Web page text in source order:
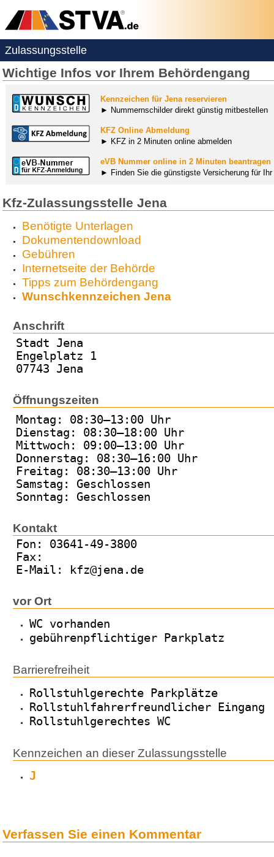
Zulassungsstelle
Wichtige Infos vor Ihrem Behördengang
Kennzeichen für Jena reservieren
► Nummernschilder direkt günstig mitbestellen
KFZ Online Abmeldung
► KFZ in 2 Minuten online abmelden
eVB Nummer online in 2 Minuten beantragen
► Finden Sie die günstigste Versicherung für
Kfz-Zulassungsstelle Jena
Benötigte Unterlagen
Dokumentendownload
Gebühren
Internetseite der Behörde
Tipps zum Behördengang
Wunschkennzeichen Jena
Anschrift
Stadt Jena
Engelplatz 1
07743 Jena
Öffnungszeiten
Montag: 08:30–13:00 Uhr
Dienstag: 08:30–18:00 Uhr
Mittwoch: 09:00–13:00 Uhr
Donnerstag: 08:30–16:00 Uhr
Freitag: 08:30–13:00 Uhr
Samstag: Geschlossen
Sonntag: Geschlossen
Kontakt
Fon: 03641-49-3800
Fax:
E-Mail: kfz@jena.de
vor Ort
WC vorhanden
gebührenpflichtiger Parkplatz
Barrierefreiheit
Rollstuhlgerechte Parkplätze
Rollstuhlfahrerfreundlicher Eingang
Rollstuhlgerechtes WC
Kennzeichen an dieser Zulassungsstelle
J
Verfassen Sie einen Kommentar